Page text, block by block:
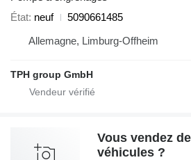
État neuf
5090661485
Allemagne, Limburg-Offheim
TPH group GmbH
Vous vendez
véhicules ?